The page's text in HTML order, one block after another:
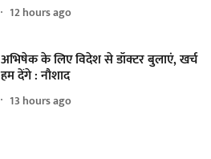
12 hours ago
अभिषेक के लिए विदेश से डॉक्टर बुलाएं, खर्च
हम देंगे : नौशाद
13 hours ago